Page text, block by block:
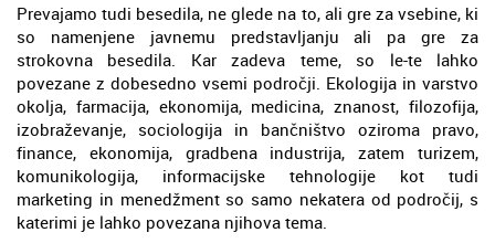
Prevajamo tudi besedila, ne glede na to, ali gre za vsebine, ki
so namenjene javnemu predstavljanju ali pa gre za
strokovna besedila. Kar zadeva teme, so le-te lahko
povezane z dobesedno vsemi področji. Ekologija in varstvo
okolja, farmacija, ekonomija, medicina, znanost, filozofija,
izobraževanje, sociologija in bančništvo oziroma pravo,
finance, ekonomija, gradbena industrija, zatem turizem,
komunikologija, informacijske tehnologije kot tudi
marketing in menedžment so samo nekatera od področij, s
katerimi je lahko povezana njihova tema.